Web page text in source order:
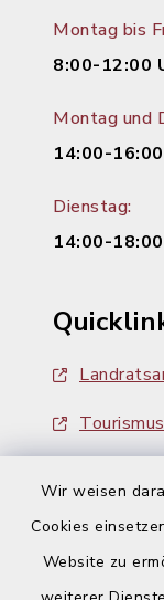
Wir weisen
Cookies
Website zu
Montag bis
8:00-12:00
Montag und
14:00-
Dienstag:
14:00-